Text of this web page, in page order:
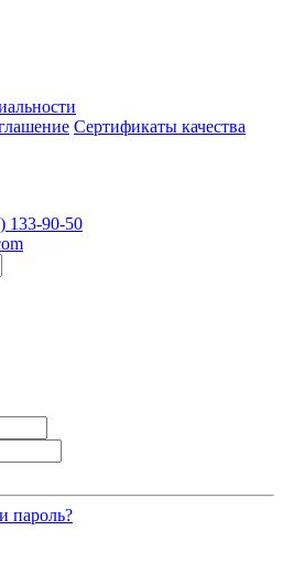
Сертификаты качества
133-90-50
пароль?